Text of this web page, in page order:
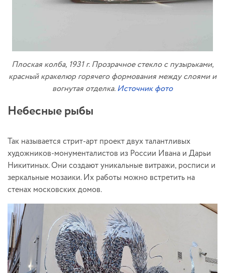
Плоская колба, 1931 г. Прозрачное стекло с пузырьками,
красный кракелюр горячего формования между слоями и
вогнутая отделка.Источник фото
Небесные рыбы
Так называется стрит-арт проект двух талантливых
художников-монументалистов из России Ивана и Дарьи
Никитиных. Они создают уникальные витражи, росписи и
зеркальные мозаики. Их работы можно встретить на
стенах московских домов.